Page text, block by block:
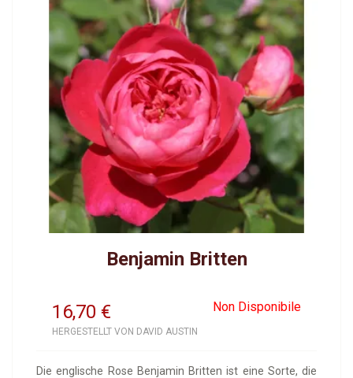
Benjamin Britten
16,70 Non Disponibile
€
HERGESTELLT VON DAVID AUSTIN
Die englische Rose Benjamin Britten ist eine Sorte, die